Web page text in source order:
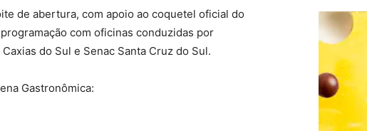
de abertura, com apoio ao coquetel oficial do
com oficinas conduzidas por
do Sul e Senac Santa Cruz do Sul.
Gastronômica: